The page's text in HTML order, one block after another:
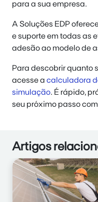
para a sua empresa.
A Soluções EDP
e suporte em todas as
adesão ao modelo de
Para descobrir quanto
acesse a calculadora
simulação. É rápido,
seu próximo passo
Artigos